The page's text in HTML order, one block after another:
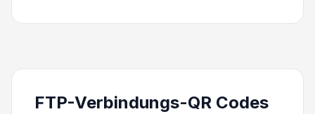
FTP-Verbindungs-QR Codes